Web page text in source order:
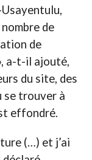
de
de
a-t-il ajouté,
du site, des
se trouver à
effondré.
(…) et j’ai